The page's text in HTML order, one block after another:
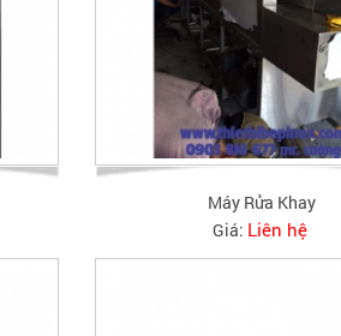
Máy Rửa Khay
Giá: Liên hệ